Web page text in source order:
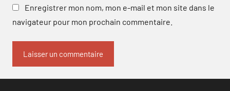
Enregistrer mon nom, mon e-mail et mon site dans le
navigateur pour mon prochain commentaire.